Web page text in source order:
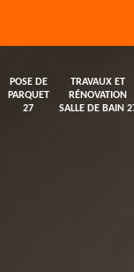
POSE DE
PARQUET
27
TRAVAUX ET
RÉNOVATION
SALLE DE BAIN